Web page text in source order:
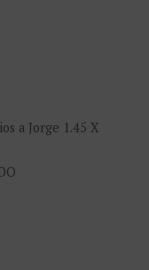
a Jorge 1.45 X